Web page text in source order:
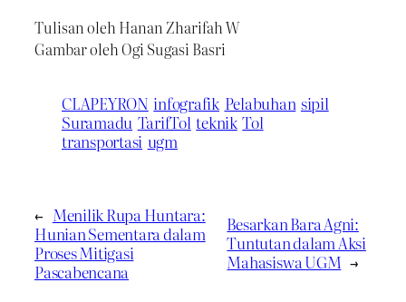
Tulisan oleh Hanan Zharifah W
Gambar oleh Ogi Sugasi Basri
CLAPEYRON infografik Pelabuhan sipil
Suramadu TarifTol teknik Tol
transportasi ugm
← Menilik Rupa Huntara:
Hunian Sementara dalam
Proses Mitigasi
Pascabencana
Besarkan Bara Agni:
Tuntutan dalam Aksi
Mahasiswa UGM →